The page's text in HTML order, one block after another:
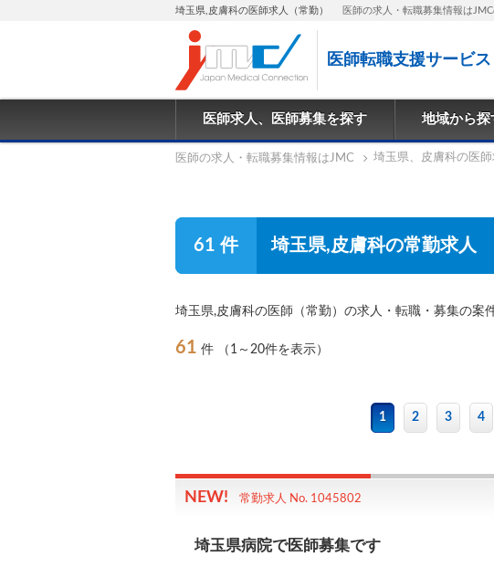
埼玉県,皮膚科の医師求人（常勤） 医師の求人・転職募集情報は
医師転職支援サービス
医師求人、医師募集を探す 地域から探
医師の求人・転職募集情報はJMC 埼玉県、皮膚科の医師
61 件 埼玉県,皮膚科の常勤求人
埼玉県,皮膚科の医師（常勤）の求人・転職・募集の案
61 件 （1～20件を表示）
1 2 3 4
常勤求人 No. 1045802
埼玉県病院で医師募集です